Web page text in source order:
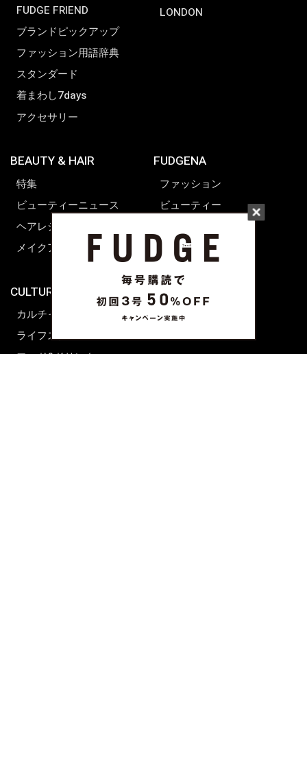
FUDGE FRIEND
ブランドピックアップ
ファッション用語辞典
スタンダード
着まわし7days
アクセサリー
LONDON
BEAUTY & HAIR
特集
ビューティーニュース
ヘアレシピ ストーリーズ
メイクアップティップス
CULTURE & LIFE
カルチャー
ライフスタイル
フード&ドリンク
FUDGENA
ファッション
ビューティー
ライフスタイル